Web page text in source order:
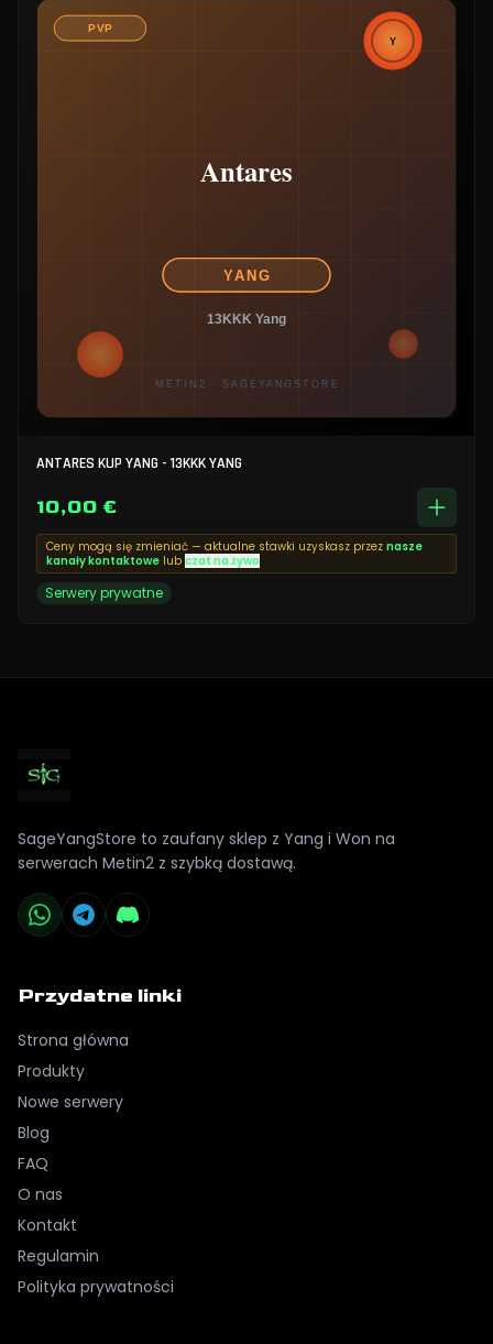
ANTARES KUP YANG - 13KKK YANG
10,00 €
Ceny mogą się zmieniać — aktualne stawki uzyskasz przez nasze
kanały kontaktowe lub czat na żywo
Serwery prywatne
SageYangStore to zaufany sklep z Yang i Won na
serwerach Metin2 z szybką dostawą.
Przydatne linki
Strona główna
Produkty
Nowe serwery
Blog
FAQ
O nas
Kontakt
Regulamin
Polityka prywatności